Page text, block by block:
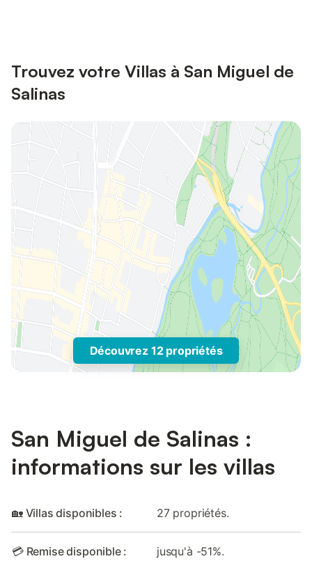
Trouvez votre Villas à San Miguel de
Salinas
Découvrez 12 propriétés
San Miguel de Salinas :
informations sur les villas
🏡 Villas disponibles : 27 propriétés.
💳 Remise disponible : jusqu'à -51%.